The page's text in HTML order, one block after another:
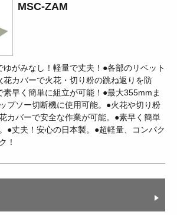
MSC-ZAM
ゆがみなし！軽量で丈夫！●各部のリベット
花カバーで火花・切り粉の跳ね返りを防
素早く簡単に組立が可能！●最大355mmま
プソー切断機に使用可能。●火花や切り粉
カバーで安全な作業が可能。●素早く簡単
●丈夫！安心の日本製。●超軽量、コンパク
！